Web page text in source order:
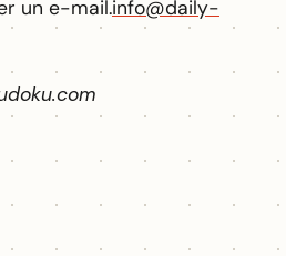
un e-mail.info@daily-